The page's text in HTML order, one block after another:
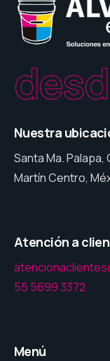
Nuestra
Santa Ma.
Martín Centro,
Atención a
55 5699 3372
Menú